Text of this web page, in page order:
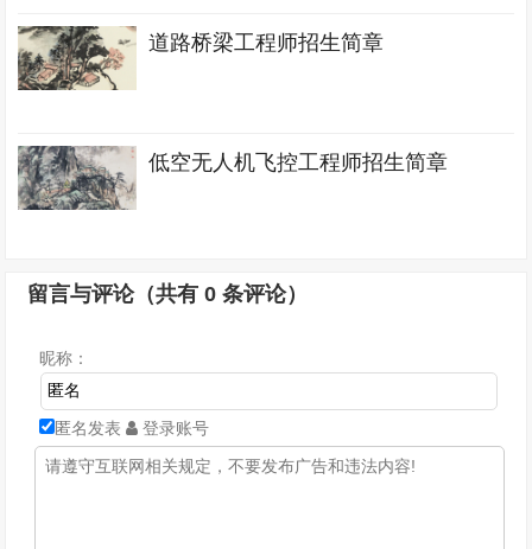
道路桥梁工程师招生简章
低空无人机飞控工程师招生简章
留言与评论（共有0 条评论）
昵称：
匿名发表 登录账号